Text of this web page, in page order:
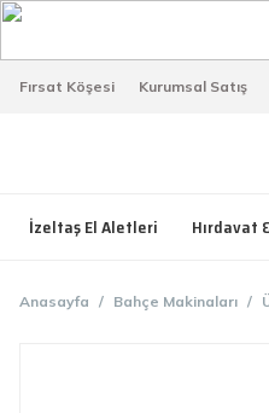
Fırsat Köşesi Kurumsal Satış
İzeltaş El Aletleri Hırdavat
Anasayfa Bahçe Makinaları